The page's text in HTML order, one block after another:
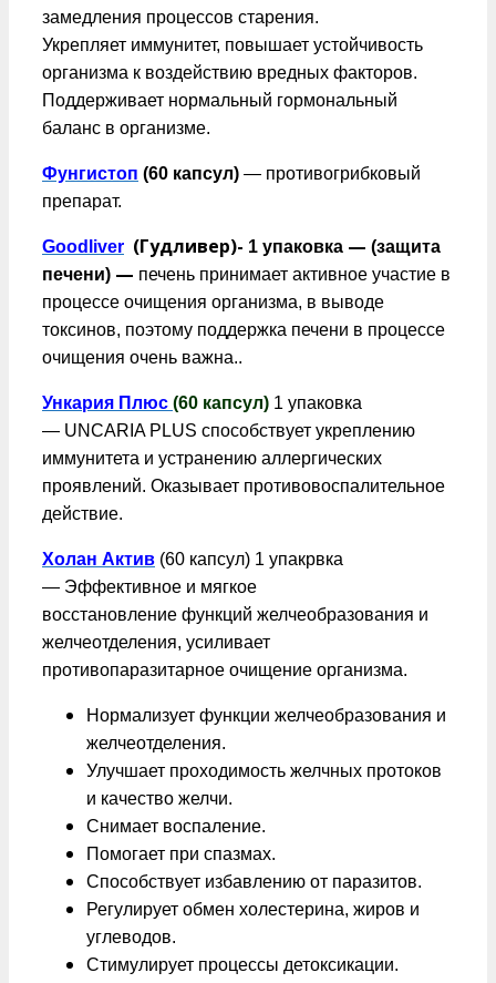
замедления процессов старения.
Укрепляет иммунитет, повышает устойчивость
организма к воздействию вредных факторов.
Поддерживает нормальный гормональный
баланс в организме.
Фунгистоп (60 капсул) — противогрибковый
препарат.
Goodliver (Гудливер)- 1 упаковка — (защита
печени) — печень принимает активное участие в
процессе очищения организма, в выводе
токсинов, поэтому поддержка печени в процессе
очищения очень важна..
Ункария Плюс (60 капсул) 1 упаковка
— UNCARIA PLUS способствует укреплению
иммунитета и устранению аллергических
проявлений. Оказывает противовоспалительное
действие.
Холан Актив (60 капсул) 1 упакрвка
— Эффективное и мягкое
восстановление функций желчеобразования и
желчеотделения, усиливает
противопаразитарное очищение организма.
Нормализует функции желчеобразования и
желчеотделения.
Улучшает проходимость желчных протоков
и качество желчи.
Снимает воспаление.
Помогает при спазмах.
Способствует избавлению от паразитов.
Регулирует обмен холестерина, жиров и
углеводов.
Стимулирует процессы детоксикации.